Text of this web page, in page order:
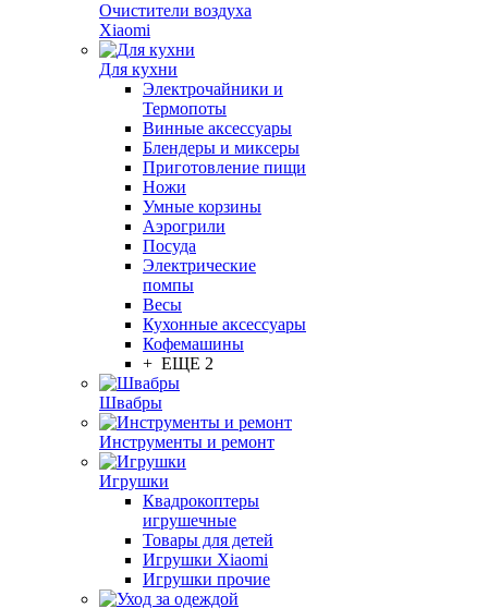
Очистители воздуха
Xiaomi
Для кухни
Электрочайники и
Термопоты
Винные аксессуары
Блендеры и миксеры
Приготовление пищи
Ножи
Умные корзины
Аэрогрили
Посуда
Электрические
помпы
Весы
Кухонные аксессуары
Кофемашины
+ ЕЩЕ 2
Швабры
Инструменты и ремонт
Игрушки
Квадрокоптеры
игрушечные
Товары для детей
Игрушки Xiaomi
Игрушки прочие